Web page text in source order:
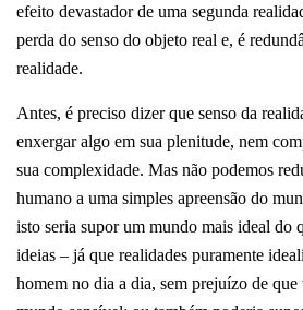
efeito devastador de uma segunda
perda do senso do objeto real e, é
realidade.
Antes, é preciso dizer que senso da
enxergar algo em sua plenitude, nem
sua complexidade. Mas não podemos
humano a uma simples apreensão do
isto seria supor um mundo mais ideal do
ideias – já que realidades puramente
homem no dia a dia, sem prejuízo de